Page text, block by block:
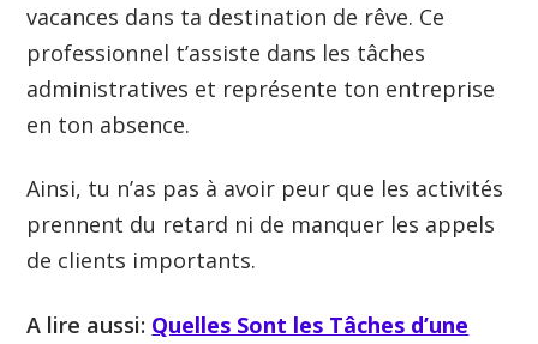
vacances dans ta destination de rêve. Ce
professionnel t’assiste dans les tâches
administratives et représente ton entreprise
en ton absence.
Ainsi, tu n’as pas à avoir peur que les activités
prennent du retard ni de manquer les appels
de clients importants.
A lire aussi: Quelles Sont les Tâches d’une